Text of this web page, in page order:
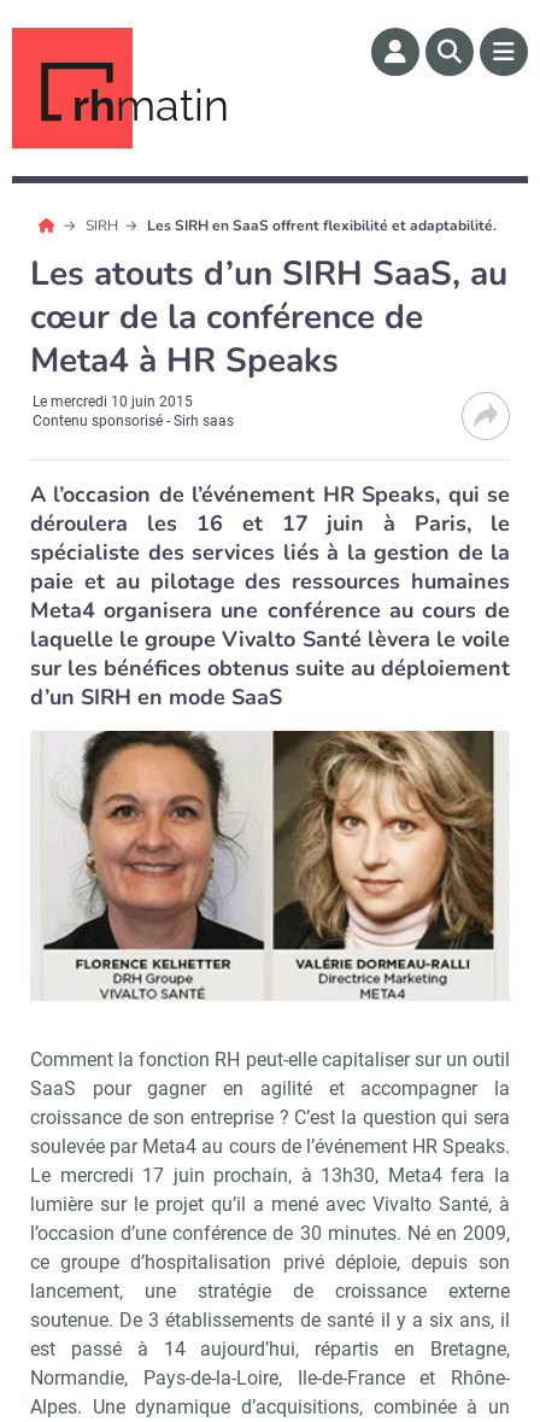
rhmatin
SIRH Les SIRH en SaaS offrent flexibilité et adaptabilité.
Les atouts d’un SIRH SaaS, au
cœur de la conférence de
Meta4 à HR Speaks
Lemercredi 10 juin 2015
Contenu sponsorisé - Sirh saas
A l’occasion de l’événement HR Speaks, qui se
déroulera les 16 et 17 juin à Paris, le
spécialiste des services liés à la gestion de la
paie et au pilotage des ressources humaines
Meta4 organisera une conférence au cours de
laquelle le groupe Vivalto Santé lèvera le voile
sur les bénéfices obtenus suite au déploiement
d’un SIRH en mode SaaS
Comment la fonction RH peut-elle capitaliser sur un outil
SaaS pour gagner en agilité et accompagner la
croissance de son entreprise ? C’est la question qui sera
soulevée par Meta4 au cours de l’événement HR Speaks.
Le mercredi 17 juin prochain, à 13h30, Meta4 fera la
lumière sur le projet qu’il a mené avec Vivalto Santé, à
l’occasion d’une conférence de 30 minutes. Né en 2009,
ce groupe d’hospitalisation privé déploie, depuis son
lancement, une stratégie de croissance externe
soutenue. De 3 établissements de santé il y a six ans, il
est passé à 14 aujourd’hui, répartis en Bretagne,
Normandie, Pays-de-la-Loire, Ile-de-France et Rhône-
Alpes. Une dynamique d’acquisitions, combinée à un